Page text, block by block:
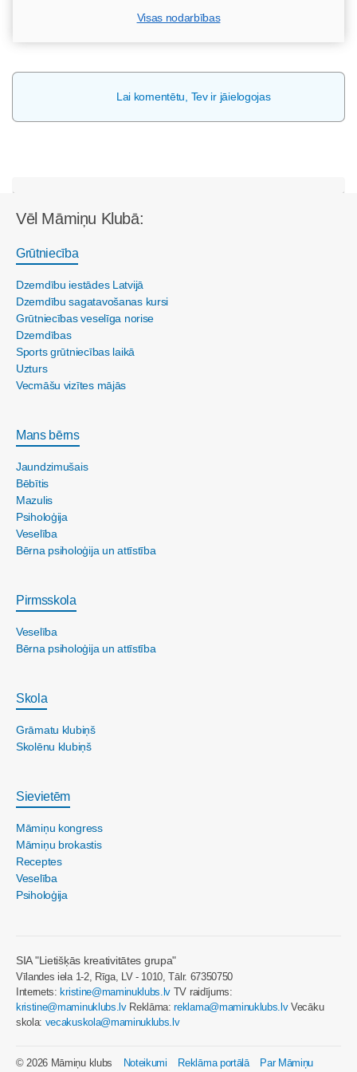
Visas nodarbības
Lai komentētu, Tev ir jāielogojas
Vēl Māmiņu Klubā:
Grūtniecība
Dzemdību iestādes Latvijā
Dzemdību sagatavošanas kursi
Grūtniecības veselīga norise
Dzemdības
Sports grūtniecības laikā
Uzturs
Vecmāšu vizītes mājās
Mans bērns
Jaundzimušais
Bēbītis
Mazulis
Psiholoģija
Veselība
Bērna psiholoģija un attīstība
Pirmsskola
Veselība
Bērna psiholoģija un attīstība
Skola
Grāmatu klubiņš
Skolēnu klubiņš
Sievietēm
Māmiņu kongress
Māmiņu brokastis
Receptes
Veselība
Psiholoģija
SIA "Lietišķās kreativitātes grupa"
Vīlandes iela 1-2, Rīga, LV - 1010, Tālr. 67350750
Internets: kristine@maminuklubs.lv TV raidījums:
kristine@maminuklubs.lvReklāma:reklama@maminuklubs.lvVecāku
skola: vecakuskola@maminuklubs.lv
© 2026 Māmiņu klubs Noteikumi Reklāma portālā Par Māmiņu